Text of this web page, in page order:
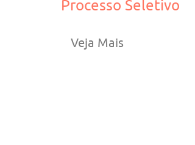
Processo Seletivo
Veja Mais